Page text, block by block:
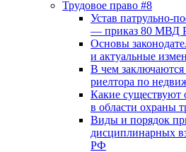
Трудовое право #8
Устав патрульно-
— приказ 80 МВД
Основы
и актуальные
В чем заключаются
риелтора по
Какие существуют
в области охраны
Виды и порядок
дисциплинарных
РФ